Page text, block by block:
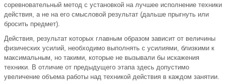
соревновательный метод с установкой на лучшее исполнение техники
действия, а не на его смысловой результат (дальше прыгнуть или
бросить предмет).
Действия, результат которых главным образом зависит от величины
физических усилий, необходимо выполнять с усилиями, близкими к
максимальным, но такими, которые не вызывали бы искажения
техники. В отличие от предыдущего этапа здесь допустимо
увеличение объема работы над техникой действия в каждом занятии.